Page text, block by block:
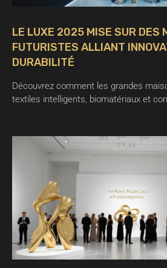
LE LUXE 2025 MISE SUR DES
FUTURISTES ALLIANT
DURABILITÉ
Découvrez comment les grandes
textiles intelligents, biomatériaux et